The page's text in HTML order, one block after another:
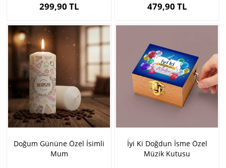
299,90 TL 479,90 TL
Doğum Gününe Özel İsimli
Mum
İyi Ki Doğdun İsme Özel
Müzik Kutusu